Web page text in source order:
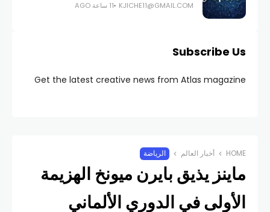
KJICHE11@GMAIL.COM 11 ساعة AGO
Subscribe Us
Get the latest creative news from Atlas magazine
HOME أخبار العالم الرياضة
ماينز يذيق بايرن ميونخ الهزيمة
الأولى في الدوري الألماني